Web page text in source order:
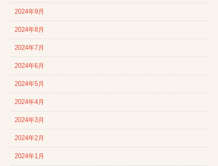
2024年9月
2024年8月
2024年7月
2024年6月
2024年5月
2024年4月
2024年3月
2024年2月
2024年1月